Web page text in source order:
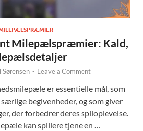
Milepælspræmier: Kald,
Sørensen - Leave a Comment
er essentielle mål, som
begivenheder, og som giver
der forbedrer deres spiloplevelse.
kan spillere tjene en …